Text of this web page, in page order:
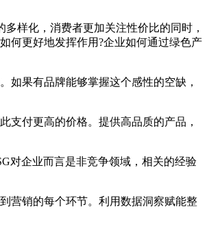
样化，消费者更加关注性价比的同时，
何更好地发挥作用?企业如何通过绿色产
果有品牌能够掌握这个感性的空缺，
付更高的价格。提供高品质的产品，
对企业而言是非竞争领域，相关的经验
营销的每个环节。利用数据洞察赋能整